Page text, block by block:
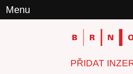
Menu
PŘIDAT